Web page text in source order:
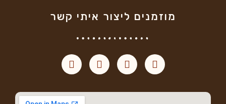
מוזמנים ליצור איתי קשר